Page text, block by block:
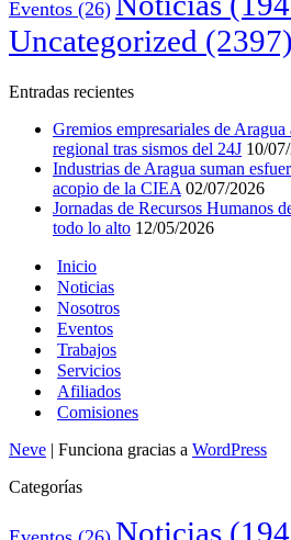
Eventos (26)
Uncategorized (2397)
Entradas recientes
Gremios empresariales de
regional tras sismos del 24J 10/
Industrias de Aragua suman
acopio de la CIEA 02/07/2026
Jornadas de Recursos Humanos
todo lo alto 12/05/2026
Inicio
Noticias
Nosotros
Eventos
Trabajos
Servicios
Afiliados
Comisiones
Neve | Funciona gracias a WordPress
Categorías
Noticias